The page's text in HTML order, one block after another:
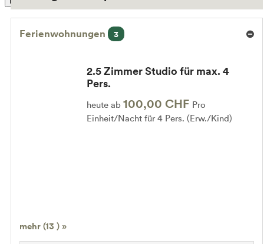
Ferienwohnungen 3
mehr (13 ) »
2.5 Zimmer Studio für max. 4
Pers.
heute ab 100,00 CHF Pro
Einheit/Nacht für 4 Pers. (Erw./Kind)